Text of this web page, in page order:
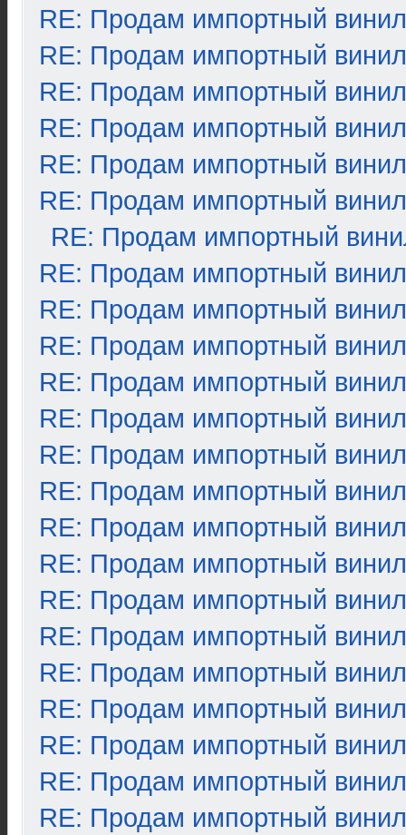
RE: Продам импортный винил
RE: Продам импортный винил
RE: Продам импортный винил
RE: Продам импортный винил
RE: Продам импортный винил
RE: Продам импортный винил
RE: Продам импортный
RE: Продам импортный винил
RE: Продам импортный винил
RE: Продам импортный винил
RE: Продам импортный винил
RE: Продам импортный винил
RE: Продам импортный винил
RE: Продам импортный винил
RE: Продам импортный винил
RE: Продам импортный винил
RE: Продам импортный винил
RE: Продам импортный винил
RE: Продам импортный винил
RE: Продам импортный винил
RE: Продам импортный винил
RE: Продам импортный винил
RE: Продам импортный винил